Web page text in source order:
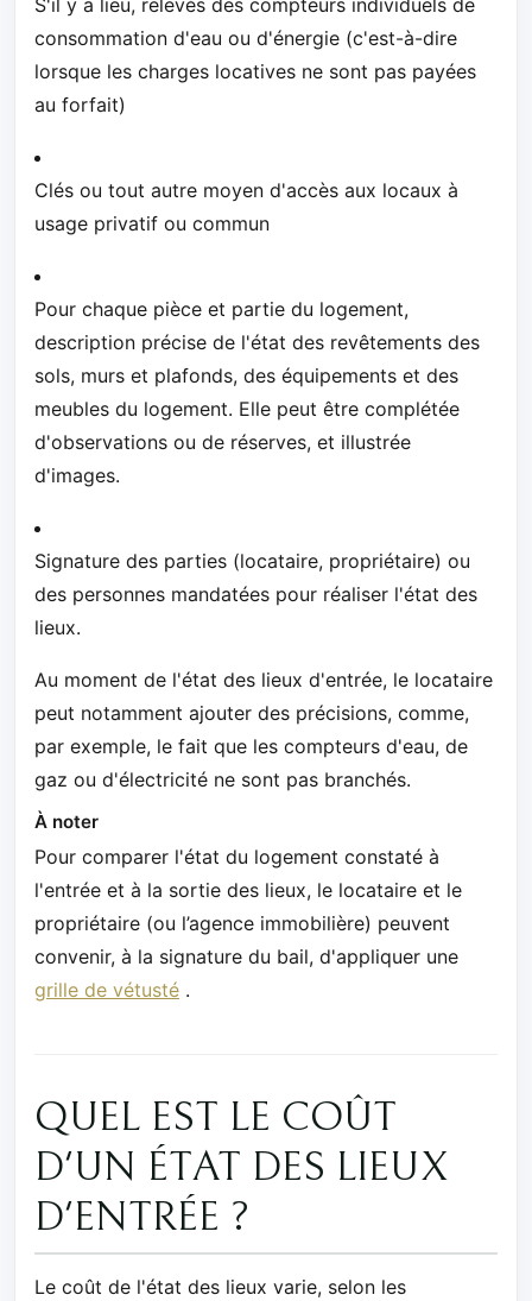
S'il y a lieu, relevés des compteurs individuels de
consommation d'eau ou d'énergie (c'est-à-dire
lorsque les charges locatives ne sont pas payées
au forfait)
Clés ou tout autre moyen d'accès aux locaux à
usage privatif ou commun
Pour chaque pièce et partie du logement,
description précise de l'état des revêtements des
sols, murs et plafonds, des équipements et des
meubles du logement. Elle peut être complétée
d'observations ou de réserves, et illustrée
d'images.
Signature des parties (locataire, propriétaire) ou
des personnes mandatées pour réaliser l'état des
lieux.
Au moment de l'état des lieux d'entrée, le locataire
peut notamment ajouter des précisions, comme,
par exemple, le fait que les compteurs d'eau, de
gaz ou d'électricité ne sont pas branchés.
À noter
Pour comparer l'état du logement constaté à
l'entrée et à la sortie des lieux, le locataire et le
propriétaire (ou l’agence immobilière) peuvent
convenir, à la signature du bail, d'appliquer une
grille de vétusté .
QUEL EST LE COÛT
D'UN ÉTAT DES LIEUX
D'ENTRÉE ?
Le coût de l'état des lieux varie, selon les